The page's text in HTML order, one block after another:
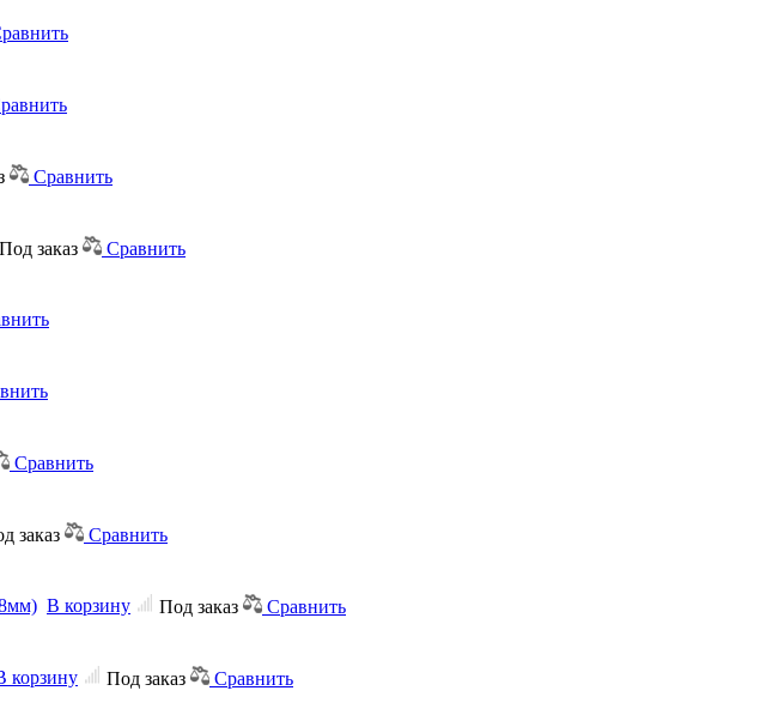
Сравнить
Под заказ Сравнить
Сравнить
заказ Сравнить
В корзину Под заказ Сравнить
корзину Под заказ Сравнить